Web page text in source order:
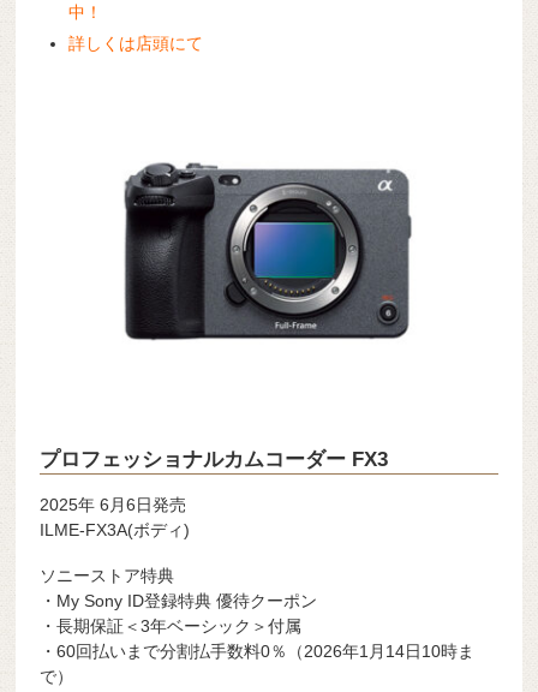
中！
詳しくは店頭にて
プロフェッショナルカムコーダー FX3
2025年 6月6日発売
ILME-FX3A(ボディ)
ソニーストア特典
・My Sony ID登録特典 優待クーポン
・長期保証＜3年ベーシック＞付属
・60回払いまで分割払手数料0％（2026年1月14日10時ま
で）